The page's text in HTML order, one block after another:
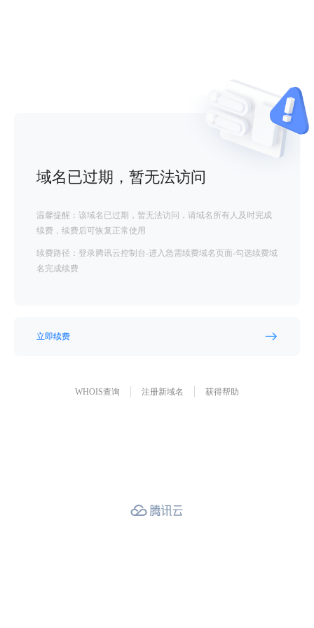
域名已过期，暂无法访问
温馨提醒：该域名已过期，暂无法访问，请域名所有人及时完成
续费，续费后可恢复正常使用
续费路径：登录腾讯云控制台-进入急需续费域名页面-勾选续费域
名完成续费
立即续费
WHOIS查询 注册新域名 获得帮助